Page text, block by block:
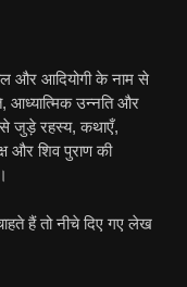
और आदियोगी के नाम से
आध्यात्मिक उन्नति और
से जुड़े रहस्य, कथाएँ,
और शिव पुराण की
हैं तो नीचे दिए गए लेख